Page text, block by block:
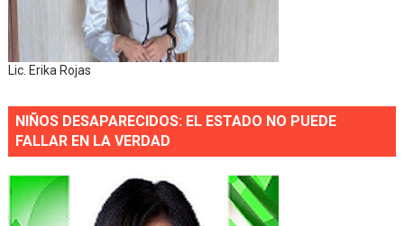
Lic. Erika Rojas
NIÑOS DESAPARECIDOS: EL ESTADO NO PUEDE
FALLAR EN LA VERDAD